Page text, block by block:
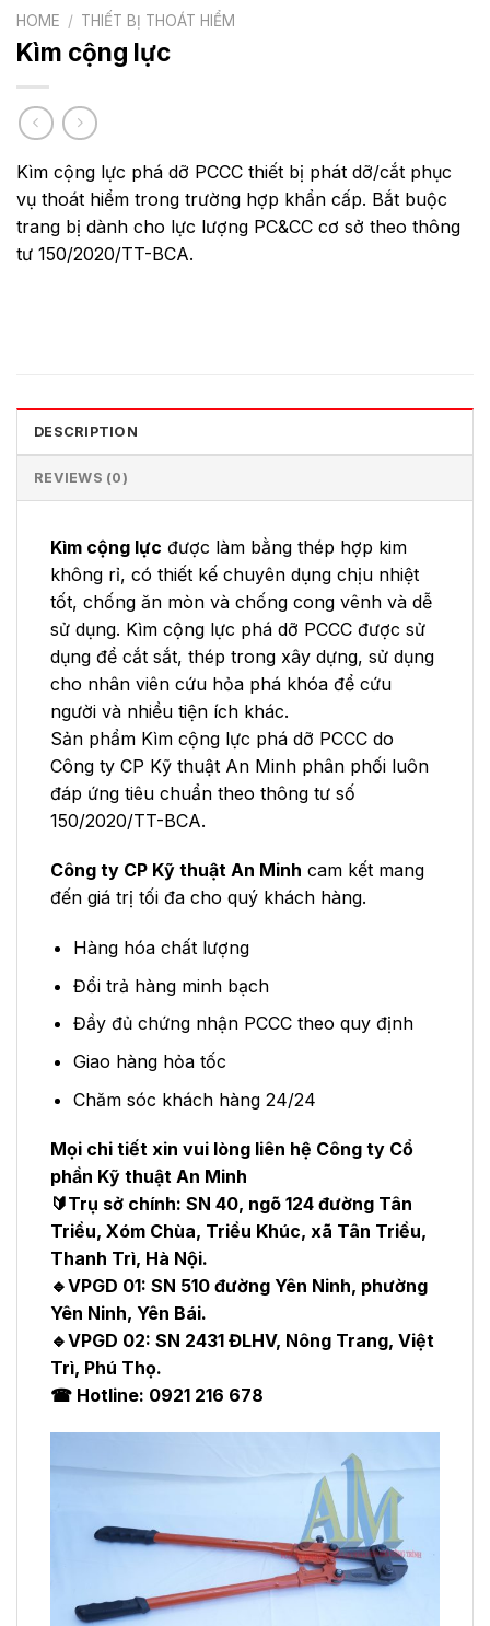
HOME / THIẾT BỊ THOÁT HIỂM
Kìm cộng lực
Kìm cộng lực phá dỡ PCCC thiết bị phát dỡ/cắt phục
vụ thoát hiểm trong trường hợp khẩn cấp. Bắt buộc
trang bị dành cho lực lượng PC&CC cơ sở theo thông
tư 150/2020/TT-BCA.
DESCRIPTION
REVIEWS (0)
Kìm cộng lực được làm bằng thép hợp kim
không rỉ, có thiết kế chuyên dụng chịu nhiệt
tốt, chống ăn mòn và chống cong vênh và dễ
sử dụng. Kìm cộng lực phá dỡ PCCC được sử
dụng để cắt sắt, thép trong xây dựng, sử dụng
cho nhân viên cứu hỏa phá khóa để cứu
người và nhiều tiện ích khác.
Sản phẩm Kìm cộng lực phá dỡ PCCC do
Công ty CP Kỹ thuật An Minh phân phối luôn
đáp ứng tiêu chuẩn theo thông tư số
150/2020/TT-BCA.
Công ty CP Kỹ thuật An Minh cam kết mang
đến giá trị tối đa cho quý khách hàng.
Hàng hóa chất lượng
Đổi trả hàng minh bạch
Đầy đủ chứng nhận PCCC theo quy định
Giao hàng hỏa tốc
Chăm sóc khách hàng 24/24
Mọi chi tiết xin vui lòng liên hệ Công ty Cổ
phần Kỹ thuật An Minh
🔰Trụ sở chính: SN 40, ngõ 124 đường Tân
Triều, Xóm Chùa, Triều Khúc, xã Tân Triều,
Thanh Trì, Hà Nội.
🔹VPGD 01: SN 510 đường Yên Ninh, phường
Yên Ninh, Yên Bái.
🔹VPGD 02: SN 2431 ĐLHV, Nông Trang, Việt
Trì, Phú Thọ.
☎ Hotline: 0921 216 678